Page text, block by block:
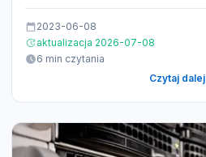
2023-06-08
aktualizacja 2026-07-08
6 min czytania
Czytaj dalej